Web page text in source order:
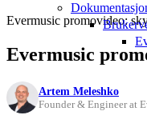
Evermusic promovideo:
Evermusic
Artem Meleshko
Founder & Engineer at